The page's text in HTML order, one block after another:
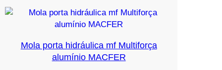
Mola porta hidráulica mf Multiforça
alumínio MACFER